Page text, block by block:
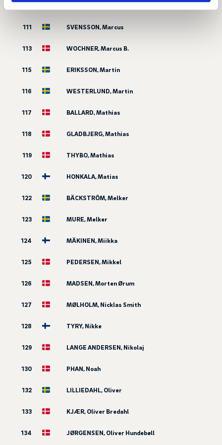
111 SVENSSON, Marcus
113 WOCHNER, Marcus B.
115 ERIKSSON, Martin
116 WESTERLUND, Martin
117 BALLARD, Mathias
118 GLADBJERG, Mathias
119 THYBO, Mathias
120 HONKALA, Matias
122 BÄCKSTRÖM, Melker
123 MURE, Melker
124 MÄKINEN, Miikka
125 PEDERSEN, Mikkel
126 MADSEN, Morten Ørum
127 MØLHOLM, Nicklas Smith
128 TYRY, Nikke
129 LANGE ANDERSEN, Nikolaj
130 PHAN, Noah
132 LILLIEDAHL, Oliver
133 KJÆR, Oliver Bredahl
134 JØRGENSEN, Oliver Hundebøll